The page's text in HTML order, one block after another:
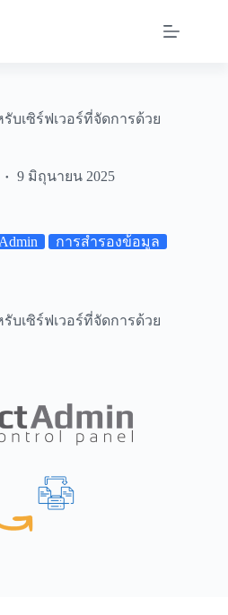
บเซิร์ฟเวอร์ที่จัดการด้วย
9 มิถุนายน 2025
การสำรองข้อมูล
บเซิร์ฟเวอร์ที่จัดการด้วย